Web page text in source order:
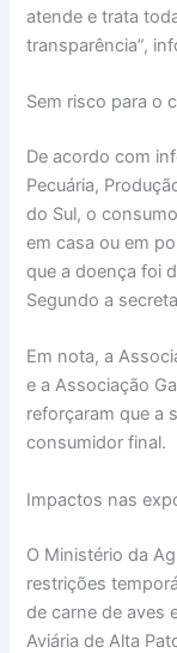
atende e trata
transparência”,
Sem risco para o
De acordo com
Pecuária,
do Sul, o
em casa ou em
que a doença foi
Segundo a
Em nota, a
e a Associação
reforçaram que a
consumidor final.
Impactos nas
O Ministério da
restrições
de carne de aves
Aviária de Alta